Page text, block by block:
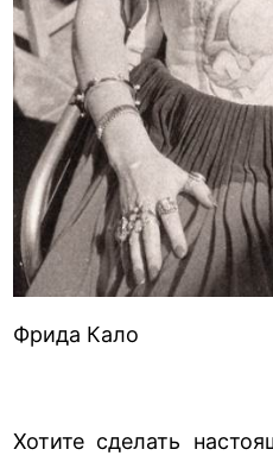
Фрида Кало
Хотите сделать